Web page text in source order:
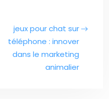
jeux pour chat sur
téléphone : innover
dans le marketing
animalier